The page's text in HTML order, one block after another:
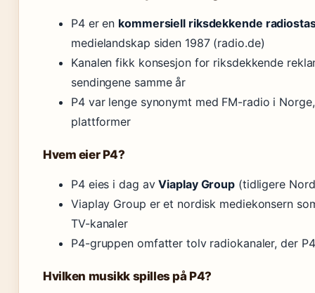
P4 er en kommersiell riksdekkende
medielandskap siden 1987 (radio.de)
Kanalen fikk konsesjon for riksdekkende
sendingene samme år
P4 var lenge synonymt med FM-radio i
plattformer
Hvem eier P4?
P4 eies i dag avViaplay Group (tidligere
Viaplay Group er et nordisk mediekonsern
TV-kanaler
P4-gruppen omfatter tolv radiokanaler, der
Hvilken musikk spilles på P4?